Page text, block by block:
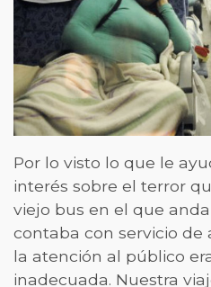
Por lo visto lo que le
interés sobre el terror
viejo bus en el que
contaba con servicio de
la atención al público
inadecuada. Nuestra